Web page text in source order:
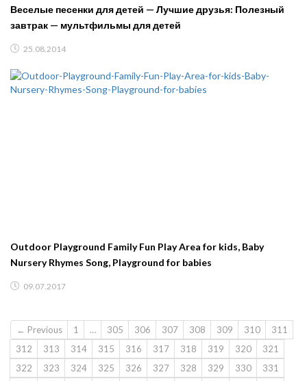
Веселые песенки для детей — Лучшие друзья: Полезный
завтрак — мультфильмы для детей
25.08.2014
Outdoor Playground Family Fun Play Area for kids, Baby
Nursery Rhymes Song, Playground for babies
09.07.2017
← Previous 1 … 305 306 307 308 309 310
311
312
313 314 315 316 317 318 319 320
321
322
323 324 325 326 327 328 329 330
331